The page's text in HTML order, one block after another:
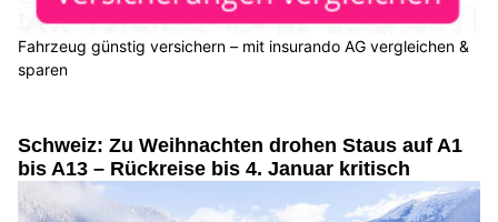
Fahrzeug günstig versichern – mit insurando AG vergleichen &
sparen
Schweiz: Zu Weihnachten drohen Staus auf A1
bis A13 – Rückreise bis 4. Januar kritisch